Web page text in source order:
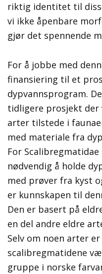
riktig identitet til
vi ikke åpenbare
gjør det spennende
For å jobbe med
finansiering til et
dypvannsprogram.
tidligere prosjekt der
arter tilstede i
med materiale fra
For
nødvendig å holde
med prøver fra kyst
er kunnskapen til
Den er basert på
en del andre eldre
Selv om noen arter
scalibregmatidene
gruppe i norske